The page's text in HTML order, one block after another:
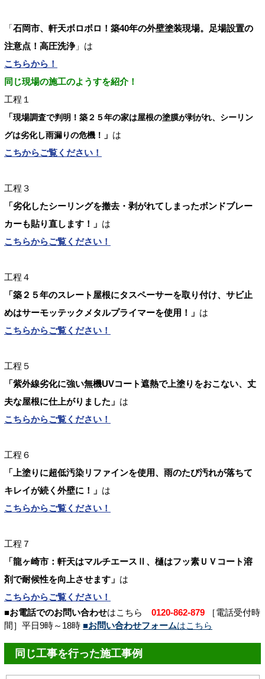
「 石岡市、軒天ボロボロ！築40年の外壁塗装現場。足場設置の
注意点！高圧洗浄」は
こちらから！
同じ現場の施工のようすを紹介！
工程１
「 現場調査で判明！築２５年の家は屋根の塗膜が剥がれ、シーリン
グは劣化し雨漏りの危機！
」 は
こちからご覧ください！
工程３
「劣化したシーリングを撤去・剥がれてしまったボンドブレー
カーも貼り直します！」 は
こちらからご覧ください！
工程４
「築２５年のスレート屋根にタスペーサーを取り付け、サビ止
めはサーモッテックメタルプライマーを使用！」 は
こちらからご覧ください！
工程５
「紫外線劣化に強い無機UVコート遮熱で上塗りをおこない、丈
夫な屋根に仕上がりました」 は
こちらからご覧ください！
工程６
「上塗りに超低汚染リファインを使用、雨のたび汚れが落ちて
キレイが続く外壁に！」 は
こちらからご覧ください！
工程７
「龍ヶ崎市：軒天はマルチエースⅡ、樋はフッ素ＵＶコート溶
剤で耐候性を向上させます」 は
こちらからご覧ください！
■お電話でのお問い合わせはこちら 0120-862-879 ［電話受付時
間］平日9時～18時 ■お問い合わせフォームはこちら
同じ工事を行った施工事例